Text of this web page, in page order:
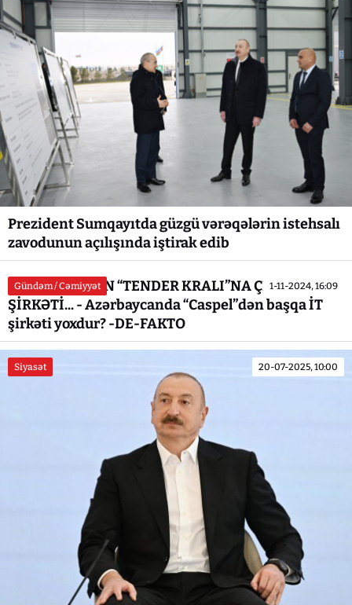
Prezident Sumqayıtda güzgü vərəqələrin istehsalı
zavodunun açılışında iştirak edib
Gündəm / Cəmiyyət 1-11-2024, 16:09
SABİQ NAZİRİN “TENDER KRALI”NA ÇEVRİLƏN
ŞİRKƏTİ... - Azərbaycanda “Caspel”dən başqa İT
şirkəti yoxdur? -DE-FAKTO
Siyasət 20-07-2025, 10:00